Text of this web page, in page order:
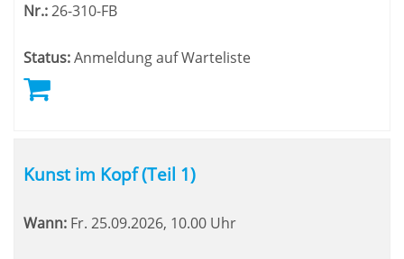
Nr.:26-310-FB
Status:Anmeldung auf Warteliste
Kunst im Kopf (Teil 1)
Wann: Fr. 25.09.2026, 10.00 Uhr